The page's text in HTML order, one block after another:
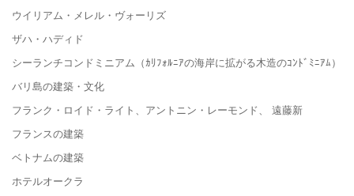
ウイリアム・メレル・ヴォーリズ
ザハ・ハディド
シーランチコンドミニアム（ｶﾘﾌｫﾙﾆｱの海岸に拡がる木造のｺﾝﾄﾞﾐﾆｱﾑ）
バリ島の建築・文化
フランク・ロイド・ライト、アントニン・レーモンド、 遠藤新
フランスの建築
ベトナムの建築
ホテルオークラ